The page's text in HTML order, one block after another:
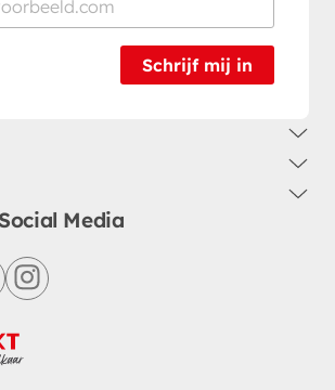
Schrijf mij in
Media
instagram